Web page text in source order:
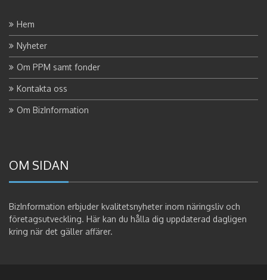
Hem
Nyheter
Om PPM samt fonder
Kontakta oss
Om BizInformation
OM SIDAN
BizInformation erbjuder kvalitetsnyheter inom näringsliv och
företagsutveckling. Här kan du hålla dig uppdaterad dagligen
kring när det gäller affärer.